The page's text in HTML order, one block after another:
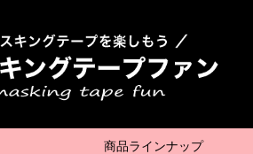
商品ラインナップ